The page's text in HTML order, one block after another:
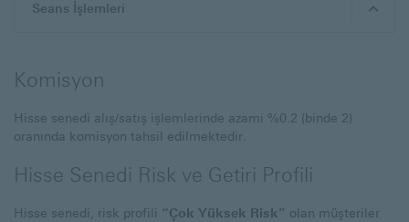
Seans İşlemleri
Komisyon
Hisse senedi alış/satış işlemlerinde azami %0.2 (binde 2)
oranında komisyon tahsil edilmektedir.
Hisse Senedi Risk ve Getiri Profili
Hisse senedi, risk profili “Çok Yüksek Risk” olan müşteriler